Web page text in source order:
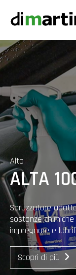
Alta
ALTA
Spruzzatore
sostanze
impregnare e
Scopri di più